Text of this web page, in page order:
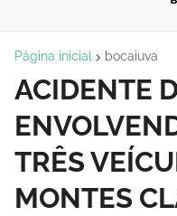
Página inicial bocaiuva
ACIDENTE
TRÊS
MONTES